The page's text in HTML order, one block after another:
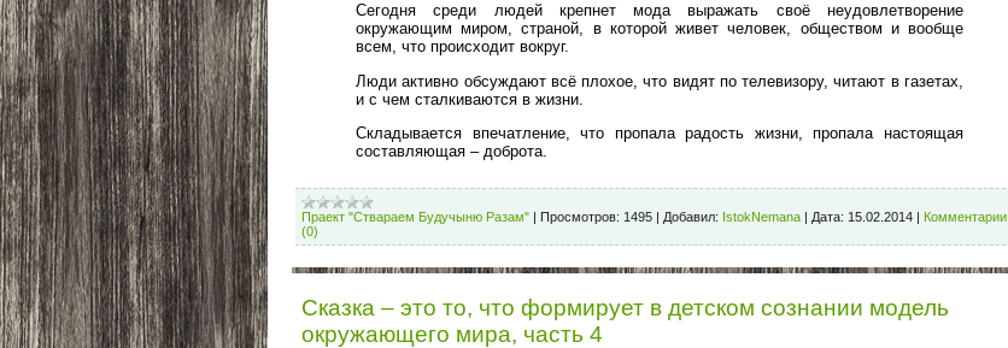
Сегодня среди людей крепнет мода выражать своё неудовлетворение
окружающим миром, страной, в которой живет человек, обществом и вообще
всем, что происходит вокруг.
Люди активно обсуждают всё плохое, что видят по телевизору, читают в газетах,
и с чем сталкиваются в жизни.
Складывается впечатление, что пропала радость жизни, пропала настоящая
составляющая – доброта.
Праект "Ствараем Будучыню Разам" | Просмотров: 1495 | Добавил: IstokNemana | Дата: 15.02.2014 | Комментарии
(0)
Сказка – это то, что формирует в детском сознании модель
окружающего мира, часть 4